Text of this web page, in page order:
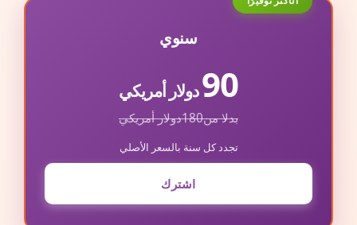
سنوي
90دولار أمريكي
بدلا من180دولار أمريكي
تجدد كل سنة بالسعر الأصلي
اشترك